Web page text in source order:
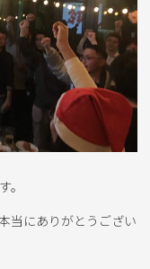
。
当にありがとうござい